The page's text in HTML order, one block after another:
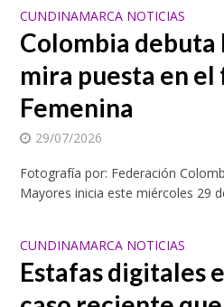
CUNDINAMARCA NOTICIAS
Colombia debuta
mira puesta en
Femenina
29/07/2026
Fotografía por: Federación
Mayores inicia este miércoles 29
CUNDINAMARCA NOTICIAS
Estafas digitales